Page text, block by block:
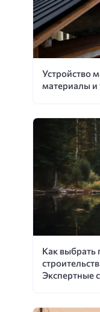
Устройство
материалы и
Как выбрать
Экспертные